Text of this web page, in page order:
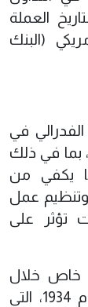
العملة
(البنك
في
بما في ذلك
يكفي من
وتنظيم عمل
تؤثر على
خاص خلال
فترة الكساد الكبير، من عام 1929 إلى عام 1934، التي